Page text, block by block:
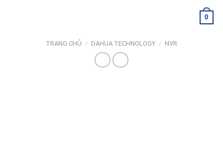
0
TRANG CHỦ / DAHUA TECHNOLOGY / NVR